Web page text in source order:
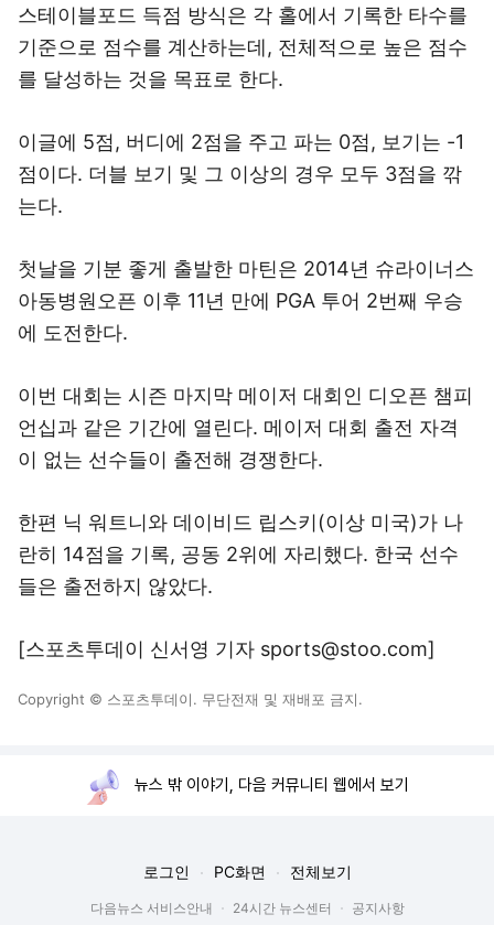
스테이블포드 득점 방식은 각 홀에서 기록한 타수를
기준으로 점수를 계산하는데, 전체적으로 높은 점수
를 달성하는 것을 목표로 한다.
이글에 5점, 버디에 2점을 주고 파는 0점, 보기는 -1
점이다. 더블 보기 및 그 이상의 경우 모두 3점을 깎
는다.
첫날을 기분 좋게 출발한 마틴은 2014년 슈라이너스
아동병원오픈 이후 11년 만에 PGA 투어 2번째 우승
에 도전한다.
이번 대회는 시즌 마지막 메이저 대회인 디오픈 챔피
언십과 같은 기간에 열린다. 메이저 대회 출전 자격
이 없는 선수들이 출전해 경쟁한다.
한편 닉 워트니와 데이비드 립스키(이상 미국)가 나
란히 14점을 기록, 공동 2위에 자리했다. 한국 선수
들은 출전하지 않았다.
[스포츠투데이 신서영 기자 sports@stoo.com]
Copyright © 스포츠투데이. 무단전재 및 재배포 금지.
뉴스 밖 이야기, 다음 커뮤니티 웹에서 보기
로그인 PC화면 전체보기
다음뉴스 서비스안내 24시간 뉴스센터
공지사항